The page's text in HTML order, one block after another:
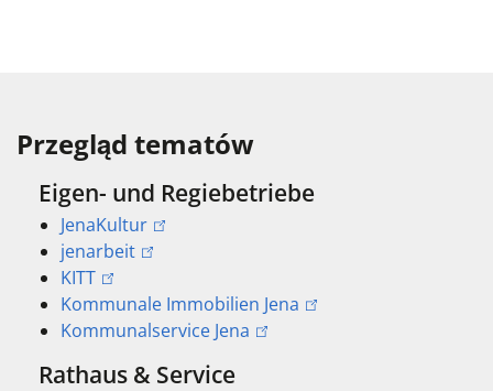
Przegląd tematów
Eigen- und Regiebetriebe
JenaKultur
jenarbeit
KITT
Kommunale Immobilien Jena
Kommunalservice Jena
Rathaus & Service